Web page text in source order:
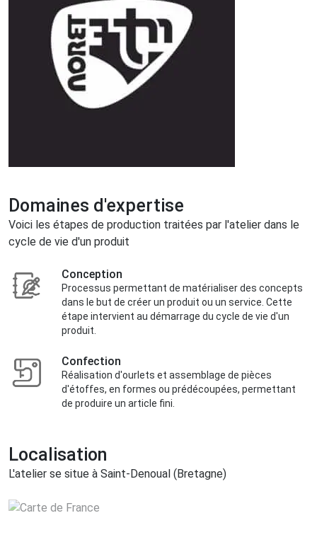
Domaines d'expertise
Voici les étapes de production traitées par l'atelier dans le
cycle de vie d'un produit
Conception
Processus permettant de matérialiser des concepts
dans le but de créer un produit ou un service. Cette
étape intervient au démarrage du cycle de vie d'un
produit.
Confection
Réalisation d'ourlets et assemblage de pièces
d'étoffes, en formes ou prédécoupées, permettant
de produire un article fini.
Localisation
L'atelier se situe à Saint-Denoual (Bretagne)